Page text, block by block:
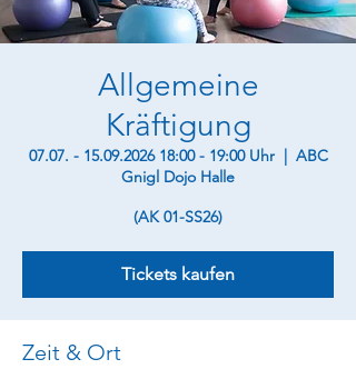
Allgemeine
Kräftigung
07.07. - 15.09.2026 18:00 - 19:00 Uhr
  |
ABC
Gnigl Dojo Halle
(AK 01-SS26)
Tickets kaufen
Zeit & Ort